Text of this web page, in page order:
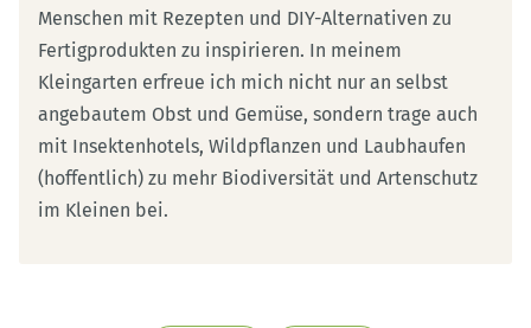
Menschen mit Rezepten und DIY-Alternativen zu
Fertigprodukten zu inspirieren. In meinem
Kleingarten erfreue ich mich nicht nur an selbst
angebautem Obst und Gemüse, sondern trage auch
mit Insektenhotels, Wildpflanzen und Laubhaufen
(hoffentlich) zu mehr Biodiversität und Artenschutz
im Kleinen bei.